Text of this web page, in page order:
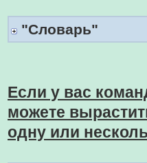
"Словарь"
Если у вас
можете
одну или